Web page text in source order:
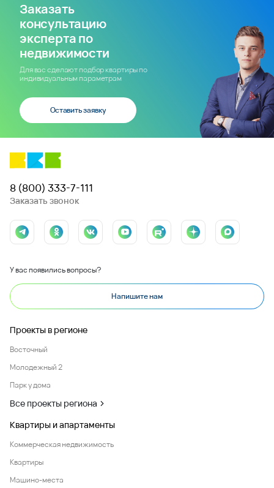
Заказать
консультацию
эксперта по
недвижимости
Для вас сделают подбор квартиры по
индивидуальным параметрам
Оставить заявку
8 (800) 333-7-111
Заказать звонок
У вас появились вопросы?
Напишите нам
Проекты в регионе
Восточный
Молодежный 2
Парк у дома
Все проекты региона
Квартиры и апартаменты
Коммерческая недвижимость
Квартиры
Машино-места